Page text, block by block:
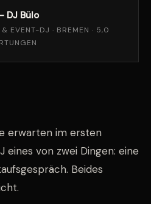
DJ Bülo
EVENT-DJ · BREMEN · 5,0
erwarten im ersten
eines von zwei Dingen: eine
Beides